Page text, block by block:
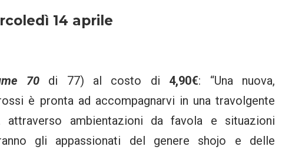
14 aprile
70di 77) al costo di 4,90€: “Una nuova,
è pronta ad accompagnarvi in una travolgente
attraverso ambientazioni da favola e situazioni
gli appassionati del genere shojo e delle